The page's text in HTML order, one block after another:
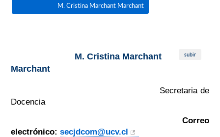
M. Cristina Marchant Marchant
M. Cristina Marchant
Marchant
subir
Secretaria de
Docencia
Correo
electrónico: secjdcom@ucv.cl